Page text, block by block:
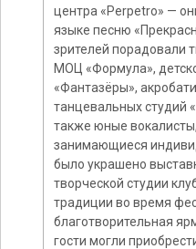
центра «Perpetro» —
языке песню
зрителей порадовали
МОЦ «Формула»,
«Фантазёры»,
танцевальных студий
также юные
занимающиеся
было украшено
творческой студии
традиции во время
благотворительная
гости могли